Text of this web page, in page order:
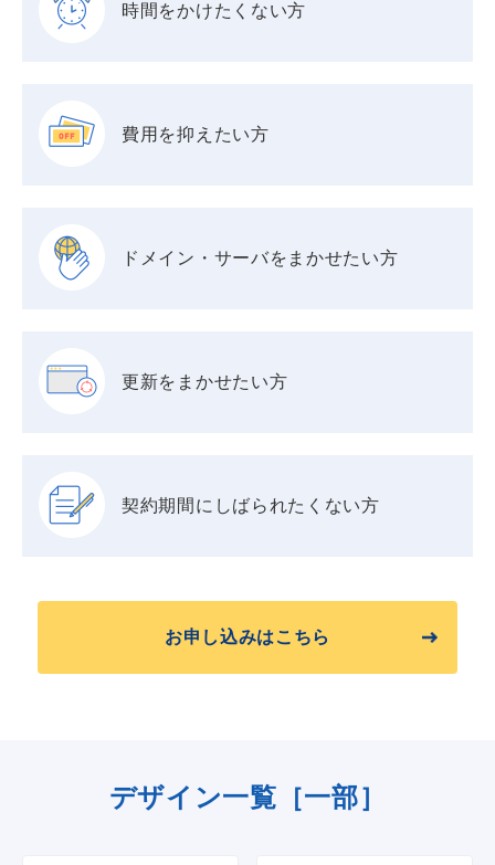
時間をかけたくない方
費用を抑えたい方
ドメイン・サーバを まかせたい方
更新をまかせたい方
契約期間に しばられたくない方
お申し込みはこちら
デザイン一覧［一部］